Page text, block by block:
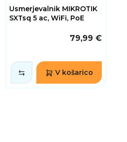
Usmerjevalnik MIKROTIK
SXTsq 5 ac, WiFi, PoE
79,99 €
V košarico